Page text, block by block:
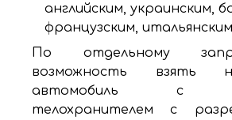
английским, украинским,
французским,
По отдельному
возможность взять
автомобиль с
телохранителем с